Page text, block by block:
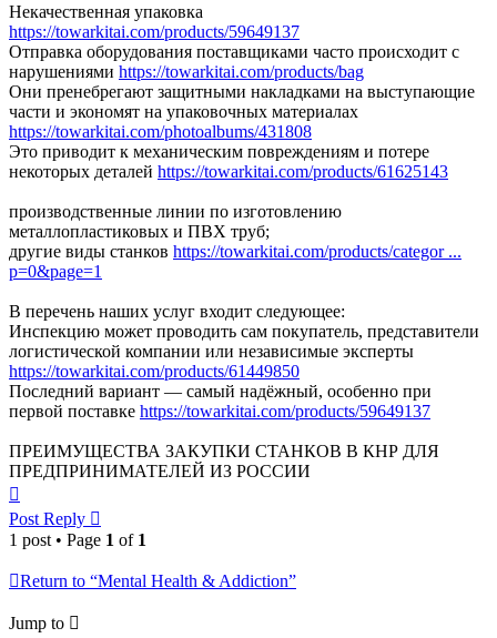
Некачественная упаковка
https://towarkitai.com/products/59649137
Отправка оборудования поставщиками часто происходит с
нарушениями https://towarkitai.com/products/bag
Они пренебрегают защитными накладками на выступающие
части и экономят на упаковочных материалах
https://towarkitai.com/photoalbums/431808
Это приводит к механическим повреждениям и потере
некоторых деталей https://towarkitai.com/products/61625143
производственные линии по изготовлению
металлопластиковых и ПВХ труб;
другие виды станков https://towarkitai.com/products/categor ...
p=0&page=1
В перечень наших услуг входит следующее:
Инспекцию может проводить сам покупатель, представители
логистической компании или независимые эксперты
https://towarkitai.com/products/61449850
Последний вариант — самый надёжный, особенно при
первой поставке https://towarkitai.com/products/59649137
ПРЕИМУЩЕСТВА ЗАКУПКИ СТАНКОВ В КНР ДЛЯ
ПРЕДПРИНИМАТЕЛЕЙ ИЗ РОССИИ
Post Reply
1 post • Page 1 of 1
Return to “Mental Health & Addiction”
Jump to